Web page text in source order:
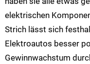
elektrischen
Strich lässt sich
Elektroautos besser
Gewinnwachstum